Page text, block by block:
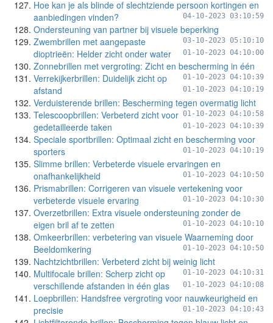
Hoe kan je als blinde of slechtziende persoon kortingen en
aanbiedingen vinden?
04-10-2023 03:10:59
Ondersteuning van partner bij visuele beperking
03-10-2023 05:10:10
Zwembrillen met aangepaste
dioptrieën: Helder zicht onder water
01-10-2023 04:10:00
Zonnebrillen met vergroting: Zicht en bescherming in één
01-10-2023 04:10:39
Verrekijkerbrillen: Duidelijk zicht op
afstand
01-10-2023 04:10:19
Verduisterende brillen: Bescherming tegen overmatig licht
01-10-2023 04:10:58
Telescoopbrillen: Verbeterd zicht voor
gedetailleerde taken
01-10-2023 04:10:39
Speciale sportbrillen: Optimaal zicht en bescherming voor
sporters
01-10-2023 04:10:19
Slimme brillen: Verbeterde visuele ervaringen en
onafhankelijkheid
01-10-2023 04:10:50
Prismabrillen: Corrigeren van visuele vertekening voor
verbeterde visuele ervaring
01-10-2023 04:10:30
Overzetbrillen: Extra visuele ondersteuning zonder de
eigen bril af te zetten
01-10-2023 04:10:10
Omkeerbrillen: verbetering van visuele Waarneming door
Beeldomkering
01-10-2023 04:10:50
Nachtzichtbrillen: Verbeterd zicht bij weinig licht
01-10-2023 04:10:31
Multifocale brillen: Scherp zicht op
verschillende afstanden in één glas
01-10-2023 04:10:08
Loepbrillen: Handsfree vergroting voor nauwkeurigheid en
precisie
01-10-2023 04:10:43